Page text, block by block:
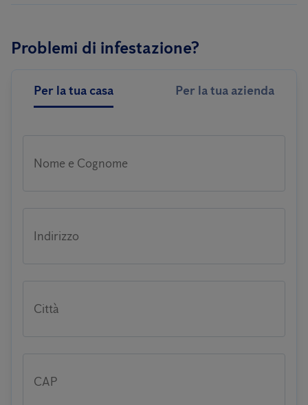
Problemi di infestazione?
Per la tua casa Per la tua azienda
Nome e Cognome
Indirizzo
Città
CAP